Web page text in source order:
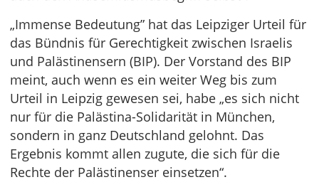
„Immense Bedeutung” hat das Leipziger Urteil für
das Bündnis für Gerechtigkeit zwischen Israelis
und Palästinensern (BIP). Der Vorstand des BIP
meint, auch wenn es ein weiter Weg bis zum
Urteil in Leipzig gewesen sei, habe „es sich nicht
nur für die Palästina-Solidarität in München,
sondern in ganz Deutschland gelohnt. Das
Ergebnis kommt allen zugute, die sich für die
Rechte der Palästinenser einsetzen“.